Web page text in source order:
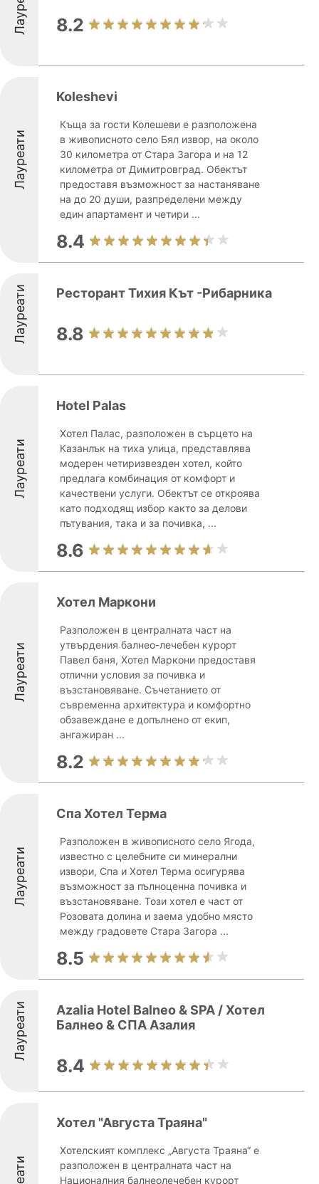
8.2
Лауреати
Koleshevi
Къща за гости Колешеви е разположена
в живописното село Бял извор, на около
30 километра от Стара Загора и на 12
километра от Димитровград. Обектът
предоставя възможност за настаняване
на до 20 души, разпределени между
един апартамент и четири ...
8.4
Лауреати Ресторант Тихия Кът -Рибарника
8.8
Лауреати
Hotel Palas
Хотел Палас, разположен в сърцето на
Казанлък на тиха улица, представлява
модерен четиризвезден хотел, който
предлага комбинация от комфорт и
качествени услуги. Обектът се откроява
като подходящ избор както за делови
пътувания, така и за почивка, ...
8.6
Лауреати
Хотел Маркони
Разположен в централната част на
утвърдения балнео-лечебен курорт
Павел баня, Хотел Маркони предоставя
отлични условия за почивка и
възстановяване. Съчетанието от
съвременна архитектура и комфортно
обзавеждане е допълнено от екип,
ангажиран ...
8.2
Лауреати
Спа Хотел Терма
Разположен в живописното село Ягода,
известно с целебните си минерални
извори, Спа и Хотел Терма осигурява
възможност за пълноценна почивка и
възстановяване. Този хотел е част от
Розовата долина и заема удобно място
между градовете Стара Загора ...
8.5
Лауреати
Azalia Hotel Balneo & SPA / Хотел
Балнео & СПА Азалия
8.4
Хотел "Августа Траяна"
Хотелският комплекс „Августа Траяна“ е
разположен в централната част на
Националния балнеолечебен курорт